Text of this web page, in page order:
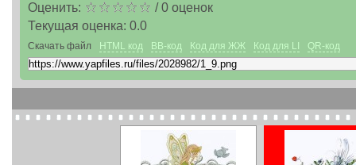
Оценить: /0оценок
Текущая оценка: 0.0
Скачать файл HTML код BB-код Код для ЖЖ Код для LI QR-код